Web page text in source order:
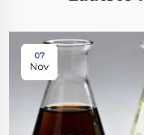
07
Nov